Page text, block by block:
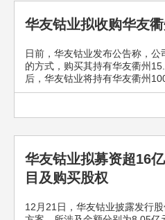
华友钴业拟收购华友
日前，华友钴业发布公告称，
的方式，购买其持有华友衢州
后，华友钴业将持有华友衢州
华友钴业拟募资超16
目及购买股权
12月21日，华友钴业披露发行